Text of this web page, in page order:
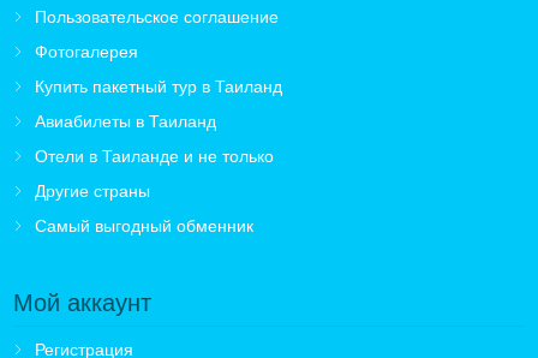
Пользовательское соглашение
Фотогалерея
Купить пакетный тур в Таиланд
Авиабилеты в Таиланд
Отели в Таиланде и не только
Другие страны
Самый выгодный обменник
Мой аккаунт
Регистрация